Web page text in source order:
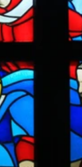
moich